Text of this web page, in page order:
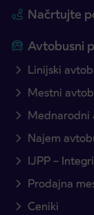
Načrtujte
Avtobusni
Linijski
Mestni
Mednarodni
Najem
IJPP –
Prodajna
Ceniki